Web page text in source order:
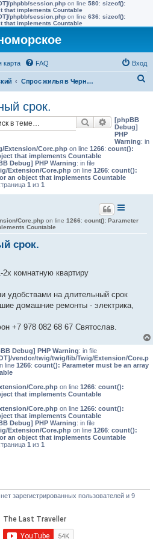
phpbb/session.php on line 580: sizeof():
that implements Countable
phpbb/session.php on line 636: sizeof():
that implements Countable
карта FAQ Вход
Спрос жилья в Черноморске (снять)
срок.
Поиск
[phpBB
Debug]
PHP
Warning: in
Extension/Core.php on line 1266: count():
that implements Countable
Debug] PHP Warning: in file
Extension/Core.phpon line 1266: count():
an object that implements Countable
1 из 1
Core.php on line 1266: count(): Parameter
Countable
срок.
комнатную квартиру
удобствами на длительный срок
домашние ремонты - электрика,
+7 978 082 68 67 Святослав.
Debug] PHP Warning: in file
vendor/twig/twig/lib/Twig/Extension/Core.p
line 1266: count(): Parameter must be an array
Core.php on line 1266: count():
that implements Countable
Core.php on line 1266: count():
that implements Countable
Debug] PHP Warning: in file
Extension/Core.phpon line 1266: count():
an object that implements Countable
1 из 1
зарегистрированных пользователей и 9